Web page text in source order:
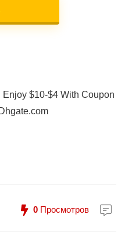
$10-$4 With Coupon
0 Просмотров